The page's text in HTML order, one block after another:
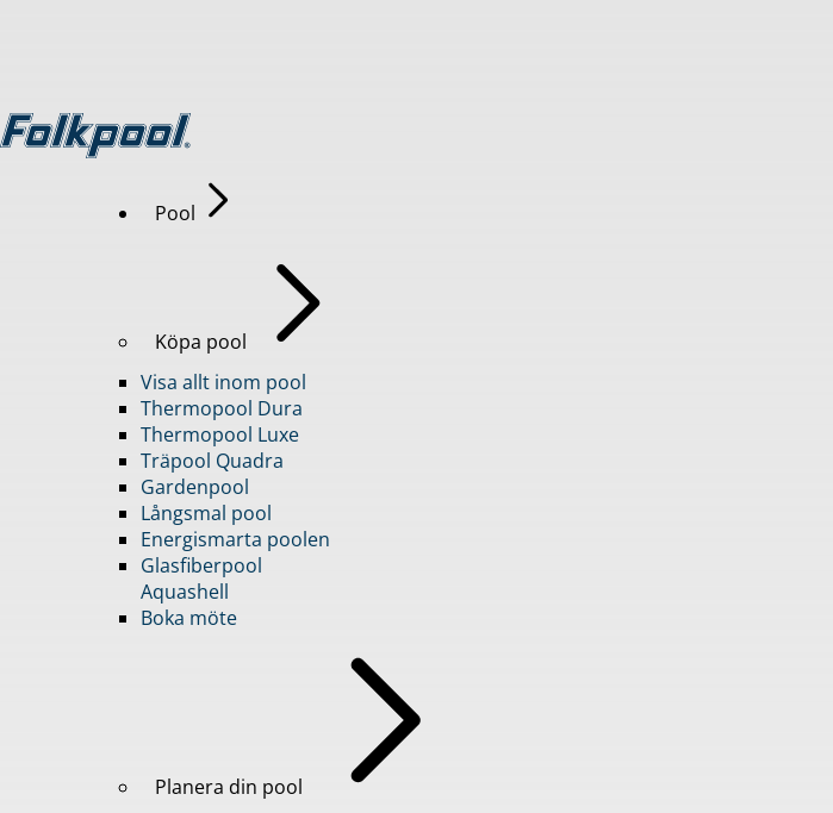
Pool
Köpa pool
Visa allt inom pool
Thermopool Dura
Thermopool Luxe
Träpool Quadra
Gardenpool
Långsmal pool
Energismarta poolen
Glasfiberpool
Aquashell
Boka möte
Planera din pool